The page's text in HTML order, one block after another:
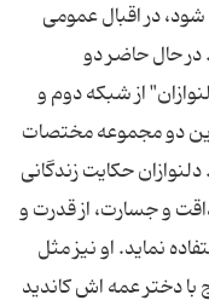
در اقبال عمومی
حال حاضر دو
از شبکه دوم و
دو مجموعه مختصات
حکایت زندگانی
و جسارت، از قدرت و
نماید. او نیز مثل
با دختر عمه اش کاندید